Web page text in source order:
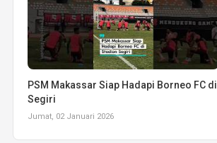
PSM Makassar Siap Hadapi Borneo FC di
Segiri
Jumat, 02 Januari 2026